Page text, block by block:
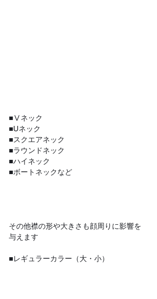
■Ⅴネック
■Uネック
■スクエアネック
■ラウンドネック
■ハイネック
■ボートネックなど
その他襟の形や大きさも顔周りに影響を
与えます
■レギュラーカラー（大・小）